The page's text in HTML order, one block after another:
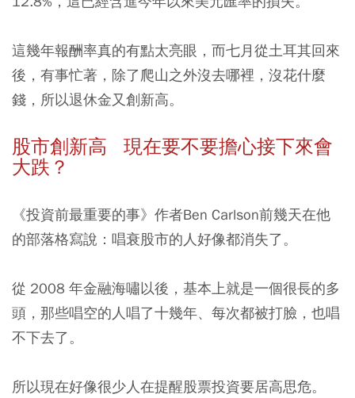
這幾年報酬率真的有點太亮眼，而七月從土耳其回來
後，有事忙著，除了爬山之外沒去哪裡，沒花什麼
錢，所以退休金又創新高。
股市創新高 現在要不要擔心接下來會
大跌？
《投資前最重要的事》作者Ben Carlson前幾天在他
的部落格寫說：唱衰股市的人好像都消失了。
從 2008 年金融海嘯以後，基本上就是一個很長的多
頭，那些唱空的人唱了十幾年、每次都被打臉，也唱
不下去了。
所以現在好像很少人在提醒股票投資要居高思危。